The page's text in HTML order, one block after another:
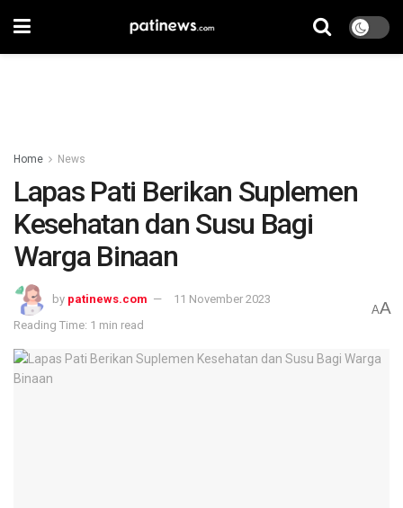
Home News
Lapas Pati Berikan Suplemen
Kesehatan dan Susu Bagi
Warga Binaan
by patinews.com
11 November 2023
Reading Time: 1 min read
AA